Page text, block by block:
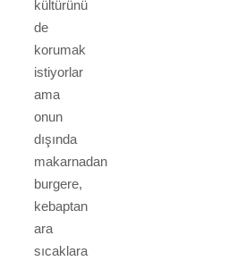
kültürünü
de
korumak
istiyorlar
ama
onun
dışında
makarnadan
burgere,
kebaptan
ara
sıcaklara